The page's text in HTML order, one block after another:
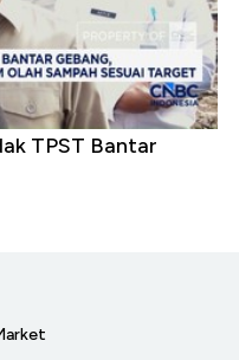
TPST Bantar